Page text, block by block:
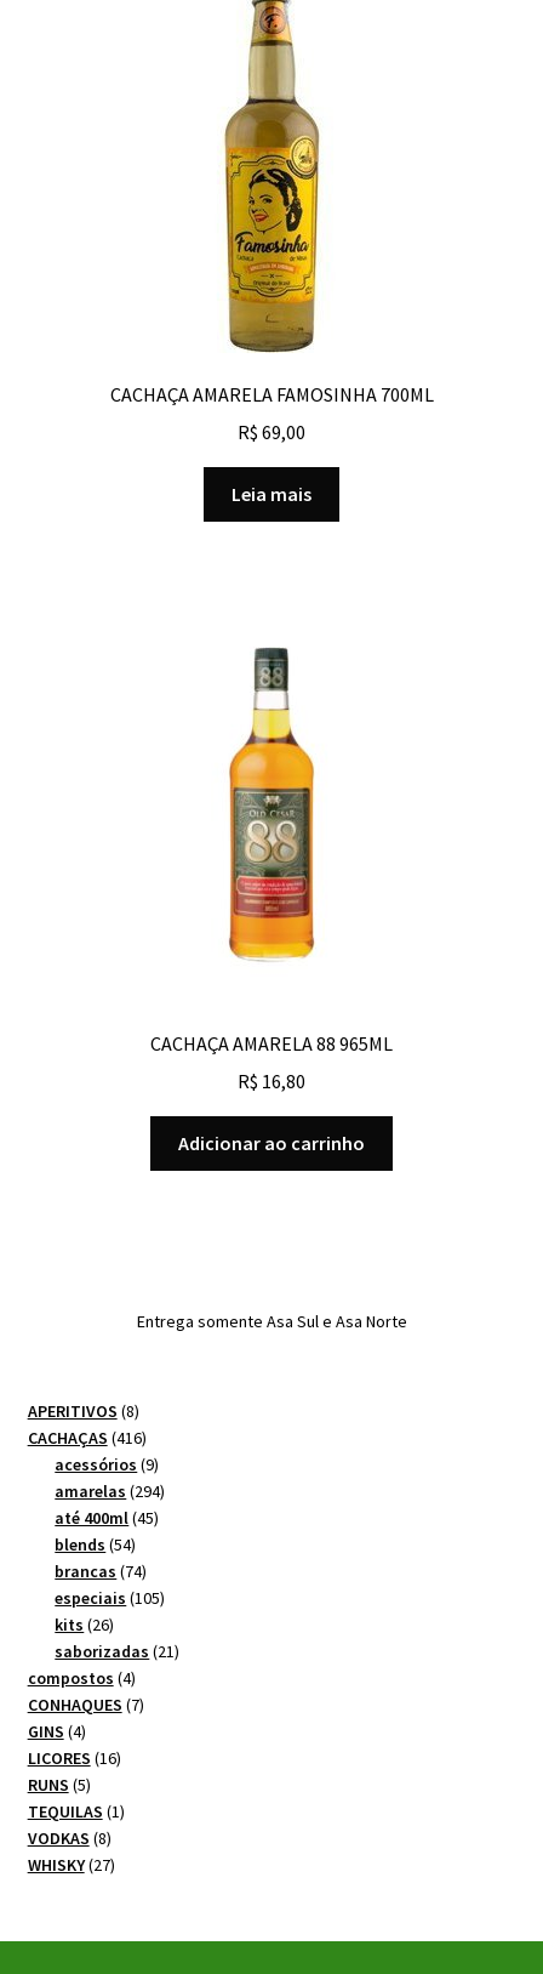
CACHAÇA AMARELA FAMOSINHA 700ML
R$ 69,00
Leia mais
CACHAÇA AMARELA 88 965ML
R$ 16,80
Adicionar ao carrinho
Entrega somente Asa Sul e Asa Norte
APERITIVOS 88
produtos
CACHAÇAS 416416
produtos
acessórios 99
produtos
amarelas 294294
até 400ml 4545
blends 5454
produtos
brancas 7474
produtos
especiais 105105
kits 2626
produtos
saborizadas 2121
compostos 44
produtos
CONHAQUES 77
GINS 44
produtos
LICORES 1616
RUNS 55
produtos
TEQUILAS 11
VODKAS 88
produtos
WHISKY 2727